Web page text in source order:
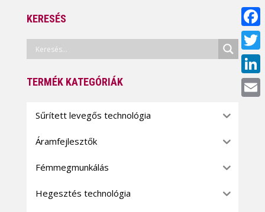
KERESÉS
TERMÉK KATEGÓRIÁK
Sűrített levegős technológia
Áramfejlesztők
Fémmegmunkálás
Hegesztés technológia